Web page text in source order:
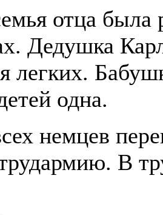
отца была
Дедушка
легких.
одна.
немцев
В